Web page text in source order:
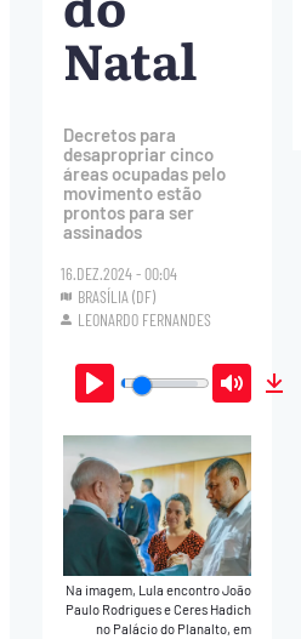
Natal
Decretos para
desapropriar cinco
áreas ocupadas pelo
movimento estão
prontos para ser
assinados
16.DEZ.2024 - 00:04
BRASÍLIA (DF)
LEONARDO FERNANDES
Play Mute
Na imagem, Lula encontro João
Paulo Rodrigues e Ceres Hadich
no Palácio do Planalto, em